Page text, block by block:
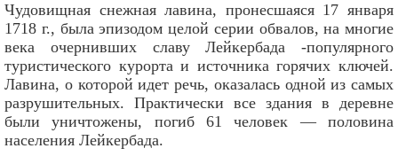
Чудовищная снежная лавина, пронесшаяся 17 января
1718 г., была эпизодом целой серии обвалов, на многие
века очернивших славу Лейкербада -популярного
туристического курорта и источника горячих ключей.
Лавина, о которой идет речь, оказалась одной из самых
разрушительных. Практически все здания в деревне
были уничтожены, погиб 61 человек — половина
населения Лейкербада.